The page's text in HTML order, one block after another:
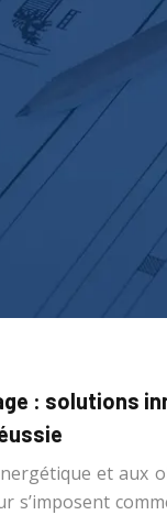
: solutions
et aux
s’imposent